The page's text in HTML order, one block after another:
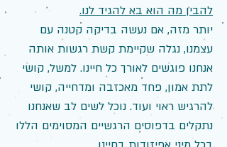
להבין מה הוא בא להגיד לנו.
יותר מזה, אם נעשה בדיקה קטנה עם
עצמנו, נגלה שקיימת קשת רגשות אותה
אנחנו פוגשים לאורך כל חיינו. למשל, קושי
לתת אמון, פחד מאכזבה ומדחייה, קושי
להרגיש ראוי ועוד. נוכל לשים לב שאנחנו
נתקלים בדפוסים הרגשיים המסוימים הללו